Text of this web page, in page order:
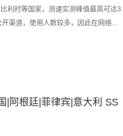
利时等国家，测速实测峰值最高可达3.
渠道，使用人数较多，因此在网络高
|阿根廷|菲律宾|意大利 SS